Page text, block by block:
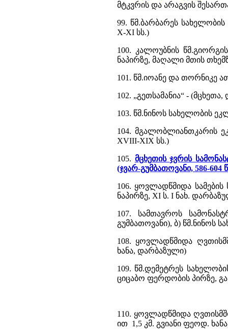
მტკვრის და არაგვის
99. წმ.ბარბარეს
X-XI სს.)
100. კალოუბნის
ნაპირზე, მაღალი მთის
101. წმ.იოანე და თორნიკე
102. „გეთსამანია“ -
103. წმ.ნინოს სახელობის
104. მგალობლიანთკარის
XVIII-XIX სს.)
105. მცხეთის ჯვრის
(ჯვარ-გუმბათოვანი, 586-604
106. ყოვლადწმიდა სამების
ნაპირზე, XI ს. I ნახ.
107. სამთავროს
გუმბათოვანი), ბ) წმ.ნინოს
108. ყოვლადწმიდა
ხანა, დარბაზული)
109. წმ.დემეტრეს
ციცაბო ფერდობის პირზე,
110. ყოვლადწმიდა
ით 1,5 კმ. გვიანი ფეოდ.